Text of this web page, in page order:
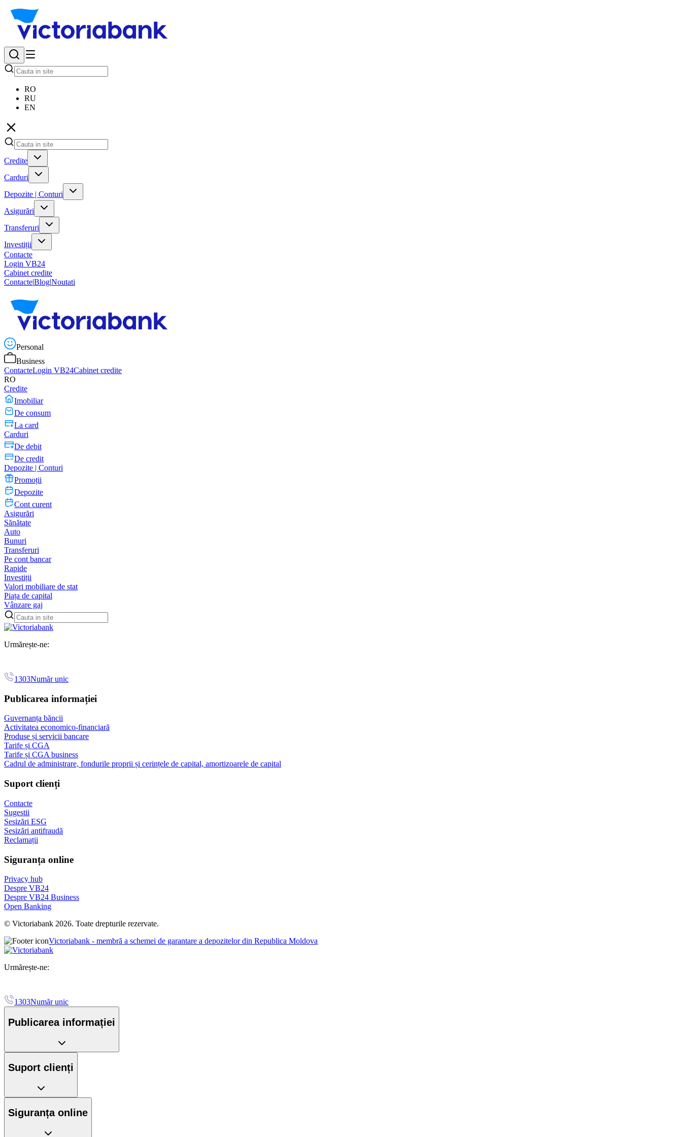
RO
RU
EN
Credite
Carduri
Depozite | Conturi
Asigurări
Transferuri
Investiții
Contacte
Login VB24
Cabinet credite
Contacte|Blog|Noutati
Personal
Business
ContacteLogin VB24Cabinet credite
RO
Credite
Imobiliar
De consum
La card
Carduri
De debit
De credit
Depozite | Conturi
Promoții
Depozite
Cont curent
Asigurări
Sănătate
Auto
Bunuri
Transferuri
Pe cont bancar
Rapide
Investiții
Valori mobiliare de stat
Piața de capital
Vânzare gaj
Urmărește-ne:
1303Număr unic
Publicarea informației
Guvernanța băncii
Activitatea economico-financiară
Produse și servicii bancare
Tarife și CGA
Tarife și CGA business
Cadrul de administrare, fondurile proprii și cerințele de capital, amortizoarele de capital
Suport clienți
Contacte
Sugestii
Sesizări ESG
Sesizări antifraudă
Reclamații
Siguranța online
Privacy hub
Despre VB24
Despre VB24 Business
Open Banking
© Victoriabank 2026. Toate drepturile rezervate.
Victoriabank - membră a schemei de garantare a depozitelor din Republica Moldova
Urmărește-ne:
1303Număr unic
Publicarea informației
Suport clienți
Siguranța online